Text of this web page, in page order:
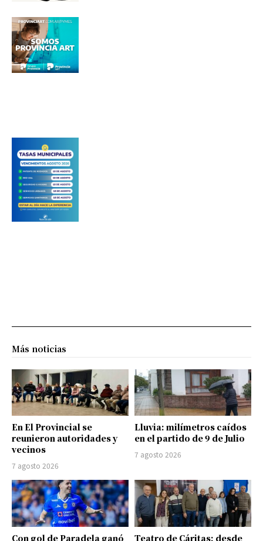
Más noticias
En El Provincial se
reunieron autoridades y
vecinos
7 agosto 2026
Lluvia: milímetros caídos
en el partido de 9 de Julio
7 agosto 2026
Con gol de Paradela ganó
Teatro de Cáritas: desde